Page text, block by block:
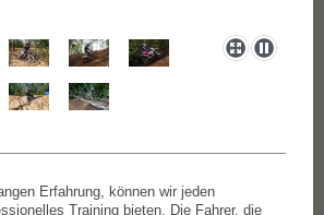
Erfahrung, können wir jeden
Training bieten. Die Fahrer, die